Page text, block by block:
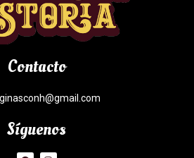
Contacto
Síguenos